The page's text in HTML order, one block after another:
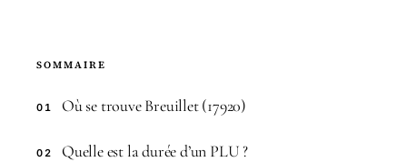
SOMMAIRE
01 Où se trouve Breuillet (17920)
02 Quelle est la durée d’un PLU ?